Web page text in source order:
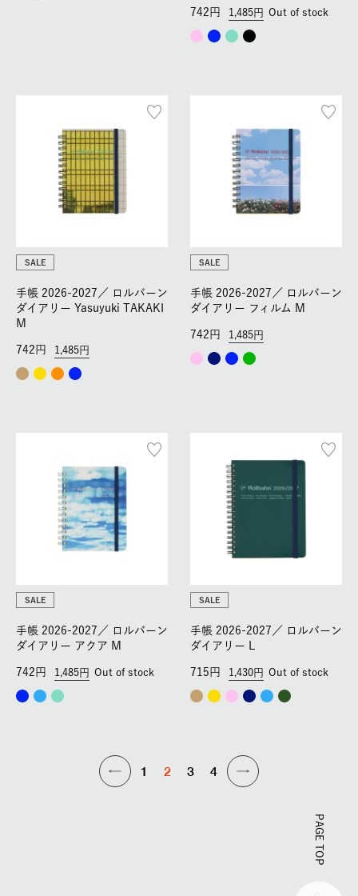
1,485
742 Out of stock
SALE
手帳 2026-2027／
ロルバーン
ダイアリー Yasuyuki TAKAKI
M
1,485
742
SALE
手帳 2026-2027／
ロルバーン
ダイアリー フィルム M
1,485
742
SALE
手帳 2026-2027／
ロルバーン
ダイアリー アクア M
1,485
742 Out of stock
SALE
手帳 2026-2027／
ロルバーン
ダイアリー L
1,430
715 Out of stock
1 2 3 4
PAGE TOP